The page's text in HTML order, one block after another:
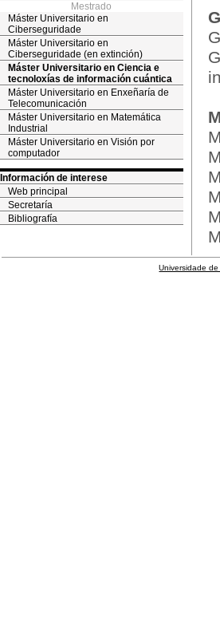
Mestrado
Máster Universitario en
Ciberseguridade
Máster Universitario en
Ciberseguridade (en extinción)
Máster Universitario en Ciencia e
tecnoloxías de información cuántica
Máster Universitario en Enxeñaría de
Telecomunicación
Máster Universitario en Matemática
Industrial
Máster Universitario en Visión por
computador
Información de interese
Web principal
Secretaría
Bibliografía
Universidade